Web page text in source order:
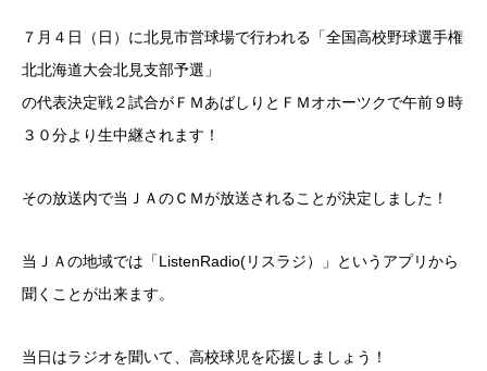
７月４日（日）に北見市営球場で行われる「全国高校野球選手権
北北海道大会北見支部予選」
の代表決定戦２試合がＦＭあばしりとＦＭオホーツクで午前９時
３０分より生中継されます！
その放送内で当ＪＡのＣＭが放送されることが決定しました！
当ＪＡの地域では「ListenRadio(リスラジ）」というアプリから
聞くことが出来ます。
当日はラジオを聞いて、高校球児を応援しましょう！